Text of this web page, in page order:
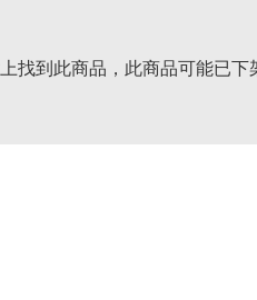
找到此商品，此商品可能已下